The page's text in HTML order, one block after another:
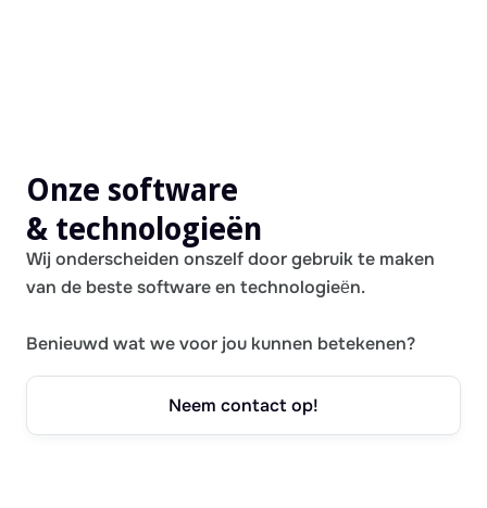
Onze software
& technologieën
Wij onderscheiden onszelf door gebruik te maken
van de beste software en technologieën.
Benieuwd wat we voor jou kunnen betekenen?
Neem contact op!